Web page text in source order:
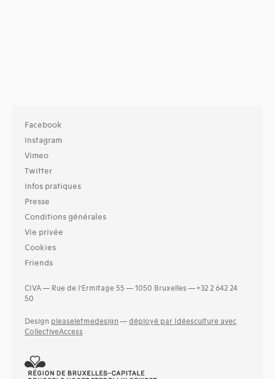
Facebook
Instagram
Vimeo
Twitter
Infos pratiques
Presse
Conditions générales
Vie privée
Cookies
Friends
CIVA — Rue de l’Ermitage 55 — 1050 Bruxelles — +32 2 642 24
50
Design pleaseletmedesign — déployé par Idéesculture avec
CollectiveAccess